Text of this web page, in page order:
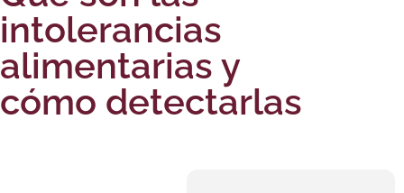
intolerancias
alimentarias y
cómo detectarlas